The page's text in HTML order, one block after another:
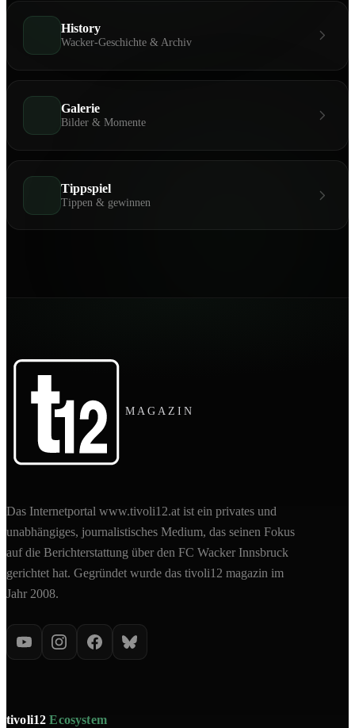
History
Wacker-Geschichte & Archiv
Galerie
Bilder & Momente
Tippspiel
Tippen & gewinnen
MAGAZIN
Das Internetportal www.tivoli12.at ist ein privates und
unabhängiges, journalistisches Medium, das seinen Fokus
auf die Berichterstattung über den FC Wacker Innsbruck
gerichtet hat. Gegründet wurde das tivoli12 magazin im
Jahr 2008.
tivoli12Ecosystem